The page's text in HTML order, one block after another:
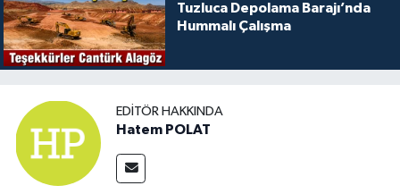
Tuzluca Depolama Barajı’nda
Hummalı Çalışma
EDITÖR HAKKINDA
Hatem POLAT